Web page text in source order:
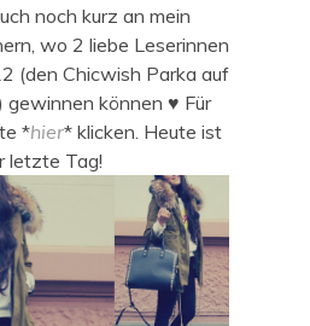
noch kurz an mein
wo 2 liebe Leserinnen
(den Chicwish Parka auf
gewinnen können ♥ Für
*hier* klicken. Heute ist
letzte Tag!